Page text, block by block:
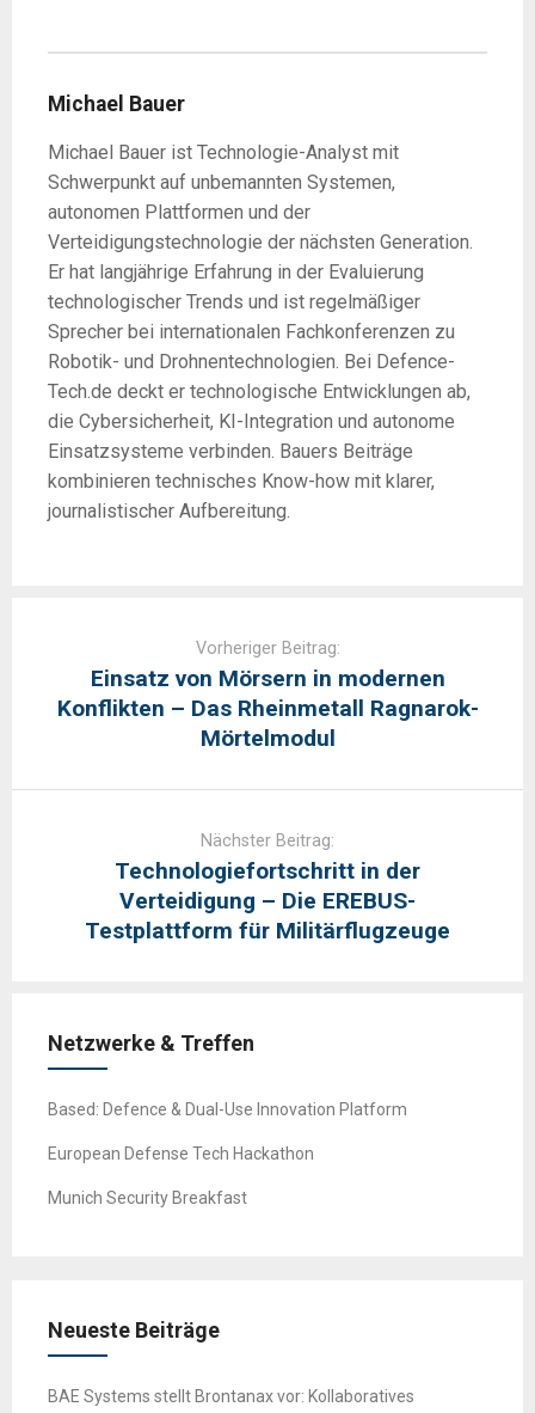
Michael Bauer
Michael Bauer ist Technologie-Analyst mit
Schwerpunkt auf unbemannten Systemen,
autonomen Plattformen und der
Verteidigungstechnologie der nächsten Generation.
Er hat langjährige Erfahrung in der Evaluierung
technologischer Trends und ist regelmäßiger
Sprecher bei internationalen Fachkonferenzen zu
Robotik- und Drohnentechnologien. Bei Defence-
Tech.de deckt er technologische Entwicklungen ab,
die Cybersicherheit, KI-Integration und autonome
Einsatzsysteme verbinden. Bauers Beiträge
kombinieren technisches Know-how mit klarer,
journalistischer Aufbereitung.
Vorheriger Beitrag:
Einsatz von Mörsern in modernen
Konflikten – Das Rheinmetall Ragnarok-
Mörtelmodul
Nächster Beitrag:
Technologiefortschritt in der
Verteidigung – Die EREBUS-
Testplattform für Militärflugzeuge
Netzwerke & Treffen
Based: Defence & Dual-Use Innovation Platform
European Defense Tech Hackathon
Munich Security Breakfast
Neueste Beiträge
BAE Systems stellt Brontanax vor: Kollaboratives